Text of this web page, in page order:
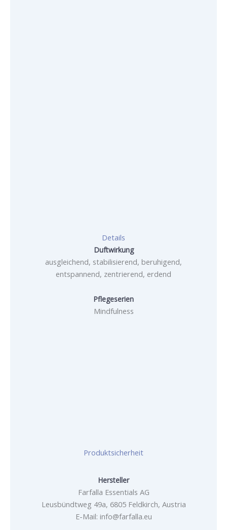
Details
Duftwirkung
ausgleichend, stabilisierend, beruhigend,
entspannend, zentrierend, erdend
Pflegeserien
Mindfulness
Produktsicherheit
Hersteller
Farfalla Essentials AG
Leusbündtweg 49a, 6805 Feldkirch, Austria
E-Mail: info@farfalla.eu